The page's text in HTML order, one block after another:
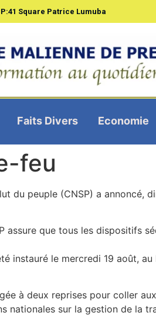
Square Patrice Lumuba
Faits Divers Economie
feu
du peuple (CNSP) a annoncé,
assure que tous les dispositifs
instauré le mercredi 19 août,
à deux reprises pour coller
nationales sur la gestion de la